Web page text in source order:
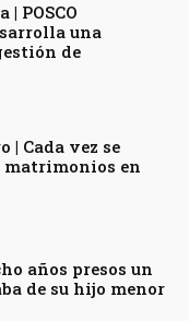
POSCO
una
de
| Cada vez se
matrimonios en
años presos un
de su hijo menor